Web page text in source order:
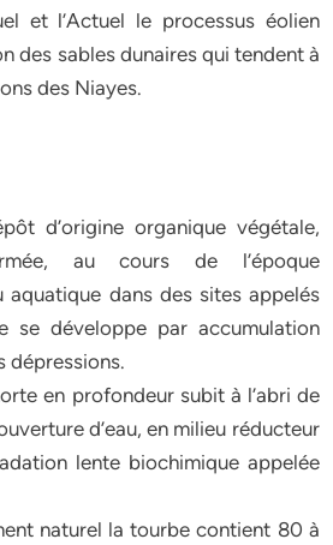
et l’Actuel le processus éolien
des sables dunaires qui tendent à
des Niayes.
d’origine organique végétale,
au cours de l’époque
aquatique dans des sites appelés
se développe par accumulation
dépressions.
en profondeur subit à l’abri de
d’eau, en milieu réducteur
lente biochimique appelée
naturel la tourbe contient 80 à